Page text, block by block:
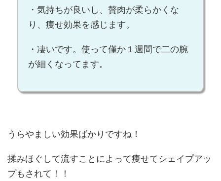
・気持ちが良いし、贅肉が柔らかくな
り、 痩せ効果を感じます。
・凄いです。使って僅か１週間で二の腕
が細くなって ます。
うらやましい効果ばかりですね！
揉みほぐして流すことによって痩せてシェイプアッ
プもされて！！